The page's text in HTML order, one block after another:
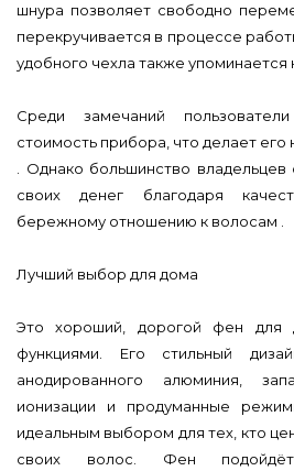
шнура позволяет свободно
перекручивается в процессе
удобного чехла также упоминается
Среди замечаний
стоимость прибора, что делает
. Однако большинство
своих денег благодаря
бережному отношению к волосам .
Лучший выбор для дома
Это хороший, дорогой фен для
функциями. Его стильный
анодированного алюминия,
ионизации и продуманные
идеальным выбором для тех, кто
своих волос. Фен